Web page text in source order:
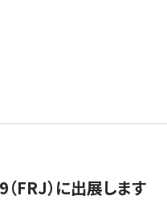
（FRJ）に出展します